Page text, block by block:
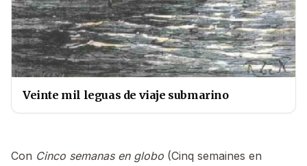
Veinte mil leguas de viaje submarino
Con Cinco semanas en globo (Cinq semaines en